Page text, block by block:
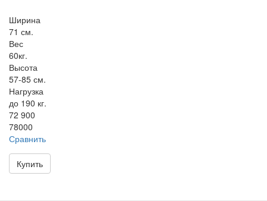
Ширина
71 см.
Вес
60кг.
Высота
57-85 см.
Нагрузка
до 190 кг.
72 900
78000
Сравнить
Купить